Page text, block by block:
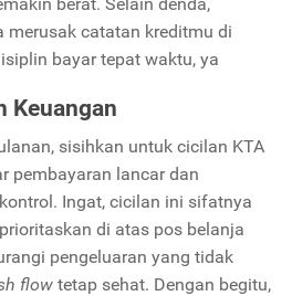
merusak catatan kreditmu di
bayar tepat waktu, ya
Keuangan
sisihkan untuk cicilan KTA
pembayaran lancar dan
Ingat, cicilan ini sifatnya
di atas pos belanja
pengeluaran yang tidak
flow tetap sehat. Dengan begitu,